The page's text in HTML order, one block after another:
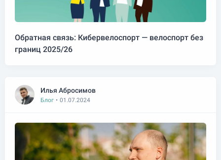
Обратная связь: Кибервелоспорт — велоспорт без
границ 2025/26
Илья Абросимов
Блог • 01.07.2024